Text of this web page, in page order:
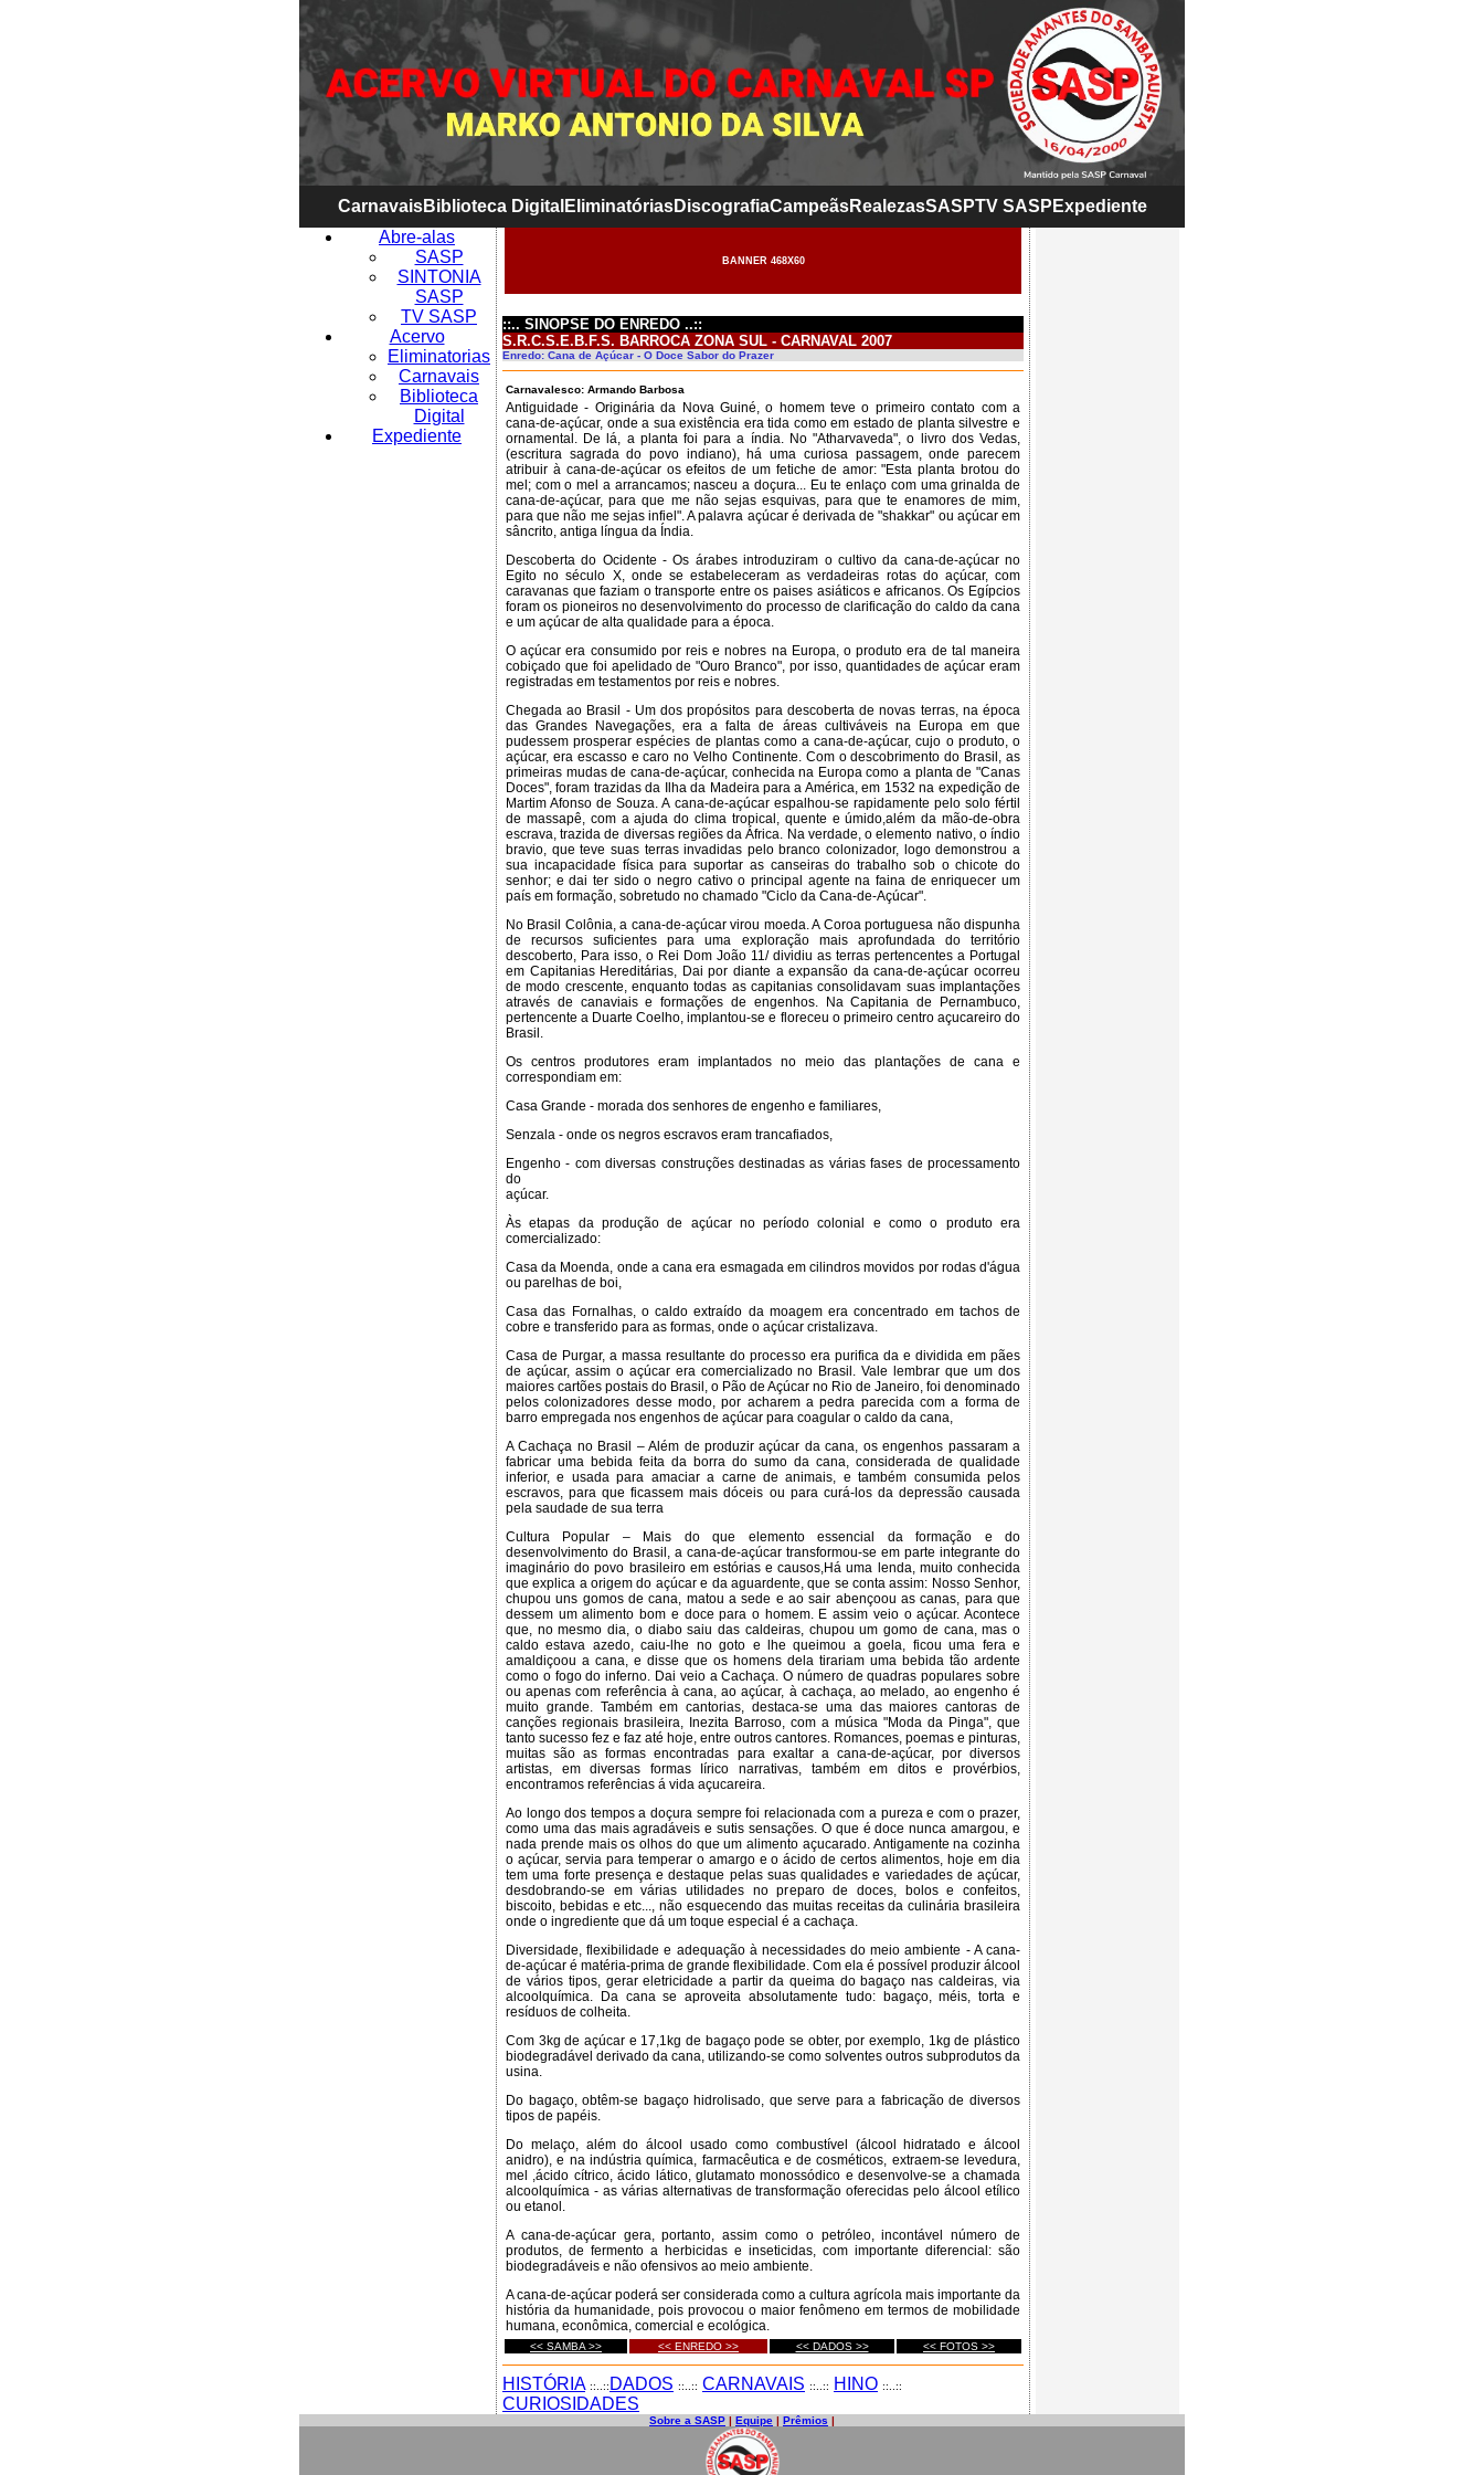
CarnavaisBiblioteca Digital EliminatóriasDiscografiaCampeãsRealezasSASPTV SASP Expediente
Abre-alas
SASP
SINTONIA
SASP
TV SASP
Acervo
Eliminatorias
Carnavais
Biblioteca
Digital
Expediente
BANNER 468X60
::.. SINOPSE DO ENREDO ..::
S.R.C.S.E.B.F.S. BARROCA ZONA SUL - CARNAVAL 2007
Enredo: Cana de Açúcar - O Doce Sabor do Prazer
Carnavalesco: Armando Barbosa
Antiguidade - Originária da Nova Guiné, o homem teve o primeiro contato com a
cana-de-açúcar, onde a sua existência era tida como em estado de planta silvestre e
ornamental. De lá, a planta foi para a índia. No "Atharvaveda", o livro dos Vedas,
(escritura sagrada do povo indiano), há uma curiosa passagem, onde parecem
atribuir à cana-de-açúcar os efeitos de um fetiche de amor: "Esta planta brotou do
mel; com o mel a arrancamos; nasceu a doçura... Eu te enlaço com uma grinalda de
cana-de-açúcar, para que me não sejas esquivas, para que te enamores de mim,
para que não me sejas infiel". A palavra açúcar é derivada de "shakkar" ou açúcar em
sâncrito, antiga língua da Índia.
Descoberta do Ocidente - Os árabes introduziram o cultivo da cana-de-açúcar no
Egito no século X, onde se estabeleceram as verdadeiras rotas do açúcar, com
caravanas que faziam o transporte entre os paises asiáticos e africanos. Os Egípcios
foram os pioneiros no desenvolvimento do processo de clarificação do caldo da cana
e um açúcar de alta qualidade para a época.
O açúcar era consumido por reis e nobres na Europa, o produto era de tal maneira
cobiçado que foi apelidado de "Ouro Branco", por isso, quantidades de açúcar eram
registradas em testamentos por reis e nobres.
Chegada ao Brasil - Um dos propósitos para descoberta de novas terras, na época
das Grandes Navegações, era a falta de áreas cultiváveis na Europa em que
pudessem prosperar espécies de plantas como a cana-de-açúcar, cujo o produto, o
açúcar, era escasso e caro no Velho Continente. Com o descobrimento do Brasil, as
primeiras mudas de cana-de-açúcar, conhecida na Europa como a planta de "Canas
Doces", foram trazidas da Ilha da Madeira para a América, em 1532 na expedição de
Martim Afonso de Souza. A cana-de-açúcar espalhou-se rapidamente pelo solo fértil
de massapê, com a ajuda do clima tropical, quente e úmido,além da mão-de-obra
escrava, trazida de diversas regiões da África. Na verdade, o elemento nativo, o índio
bravio, que teve suas terras invadidas pelo branco colonizador, logo demonstrou a
sua incapacidade física para suportar as canseiras do trabalho sob o chicote do
senhor; e dai ter sido o negro cativo o principal agente na faina de enriquecer um
país em formação, sobretudo no chamado "Ciclo da Cana-de-Açúcar".
No Brasil Colônia, a cana-de-açúcar virou moeda. A Coroa portuguesa não dispunha
de recursos suficientes para uma exploração mais aprofundada do território
descoberto, Para isso, o Rei Dom João 11/ dividiu as terras pertencentes a Portugal
em Capitanias Hereditárias, Dai por diante a expansão da cana-de-açúcar ocorreu
de modo crescente, enquanto todas as capitanias consolidavam suas implantações
através de canaviais e formações de engenhos. Na Capitania de Pernambuco,
pertencente a Duarte Coelho, implantou-se e floreceu o primeiro centro açucareiro do
Brasil.
Os centros produtores eram implantados no meio das plantações de cana e
correspondiam em:
Casa Grande - morada dos senhores de engenho e familiares,
Senzala - onde os negros escravos eram trancafiados,
Engenho - com diversas construções destinadas as várias fases de processamento
do
açúcar.
Às etapas da produção de açúcar no período colonial e como o produto era
comercializado:
Casa da Moenda, onde a cana era esmagada em cilindros movidos por rodas d'água
ou parelhas de boi,
Casa das Fornalhas, o caldo extraído da moagem era concentrado em tachos de
cobre e transferido para as formas, onde o açúcar cristalizava.
Casa de Purgar, a massa resultante do processo era purifica da e dividida em pães
de açúcar, assim o açúcar era comercializado no Brasil. Vale lembrar que um dos
maiores cartões postais do Brasil, o Pão de Açúcar no Rio de Janeiro, foi denominado
pelos colonizadores desse modo, por acharem a pedra parecida com a forma de
barro empregada nos engenhos de açúcar para coagular o caldo da cana,
A Cachaça no Brasil – Além de produzir açúcar da cana, os engenhos passaram a
fabricar uma bebida feita da borra do sumo da cana, considerada de qualidade
inferior, e usada para amaciar a carne de animais, e também consumida pelos
escravos, para que ficassem mais dóceis ou para curá-los da depressão causada
pela saudade de sua terra
Cultura Popular – Mais do que elemento essencial da formação e do
desenvolvimento do Brasil, a cana-de-açúcar transformou-se em parte integrante do
imaginário do povo brasileiro em estórias e causos,Há uma lenda, muito conhecida
que explica a origem do açúcar e da aguardente, que se conta assim: Nosso Senhor,
chupou uns gomos de cana, matou a sede e ao sair abençoou as canas, para que
dessem um alimento bom e doce para o homem. E assim veio o açúcar. Acontece
que, no mesmo dia, o diabo saiu das caldeiras, chupou um gomo de cana, mas o
caldo estava azedo, caiu-lhe no goto e lhe queimou a goela, ficou uma fera e
amaldiçoou a cana, e disse que os homens dela tirariam uma bebida tão ardente
como o fogo do inferno. Dai veio a Cachaça. O número de quadras populares sobre
ou apenas com referência à cana, ao açúcar, à cachaça, ao melado, ao engenho é
muito grande. Também em cantorias, destaca-se uma das maiores cantoras de
canções regionais brasileira, Inezita Barroso, com a música "Moda da Pinga", que
tanto sucesso fez e faz até hoje, entre outros cantores. Romances, poemas e pinturas,
muitas são as formas encontradas para exaltar a cana-de-açúcar, por diversos
artistas, em diversas formas Iírico narrativas, também em ditos e provérbios,
encontramos referências á vida açucareira.
Ao longo dos tempos a doçura sempre foi relacionada com a pureza e com o prazer,
como uma das mais agradáveis e sutis sensações. O que é doce nunca amargou, e
nada prende mais os olhos do que um alimento açucarado. Antigamente na cozinha
o açúcar, servia para temperar o amargo e o ácido de certos alimentos, hoje em dia
tem uma forte presença e destaque pelas suas qualidades e variedades de açúcar,
desdobrando-se em várias utilidades no preparo de doces, bolos e confeitos,
biscoito, bebidas e etc..., não esquecendo das muitas receitas da culinária brasileira
onde o ingrediente que dá um toque especial é a cachaça.
Diversidade, flexibilidade e adequação à necessidades do meio ambiente - A cana-
de-açúcar é matéria-prima de grande flexibilidade. Com ela é possível produzir álcool
de vários tipos, gerar eletricidade a partir da queima do bagaço nas caldeiras, via
alcoolquímica. Da cana se aproveita absolutamente tudo: bagaço, méis, torta e
resíduos de colheita.
Com 3kg de açúcar e 17,1kg de bagaço pode se obter, por exemplo, 1kg de plástico
biodegradável derivado da cana, utilizando-se como solventes outros subprodutos da
usina.
Do bagaço, obtêm-se bagaço hidrolisado, que serve para a fabricação de diversos
tipos de papéis.
Do melaço, além do álcool usado como combustível (álcool hidratado e álcool
anidro), e na indústria química, farmacêutica e de cosméticos, extraem-se levedura,
mel ,ácido cítrico, ácido lático, glutamato monossódico e desenvolve-se a chamada
alcoolquímica - as várias alternativas de transformação oferecidas pelo álcool etílico
ou etanol.
A cana-de-açúcar gera, portanto, assim como o petróleo, incontável número de
produtos, de fermento a herbicidas e inseticidas, com importante diferencial: são
biodegradáveis e não ofensivos ao meio ambiente.
A cana-de-açúcar poderá ser considerada como a cultura agrícola mais importante da
história da humanidade, pois provocou o maior fenômeno em termos de mobilidade
humana, econômica, comercial e ecológica.
<< SAMBA >> << ENREDO >> << DADOS >> << FOTOS >>
HISTÓRIA ::..:: DADOS ::..:: CARNAVAIS ::..:: HINO ::..::
CURIOSIDADES
Sobre a SASP | Equipe | Prêmios |